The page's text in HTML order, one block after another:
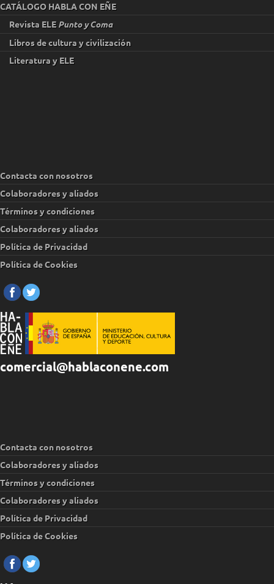
CATÁLOGO HABLA CON EÑE
Revista ELEPunto y Coma
Libros de cultura y civilización
Literatura y ELE
Contacta con nosotros
Colaboradores y aliados
Términos y condiciones
Colaboradores y aliados
Política de Privacidad
Política de Cookies
comercial@hablaconene.com
Contacta con nosotros
Colaboradores y aliados
Términos y condiciones
Colaboradores y aliados
Política de Privacidad
Política de Cookies